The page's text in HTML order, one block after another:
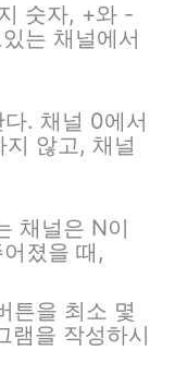
숫자, +와 -
는 채널에서
. 채널 0에서
않고, 채널
채널은 N이
졌을 때,
튼을 최소 몇
램을 작성하시